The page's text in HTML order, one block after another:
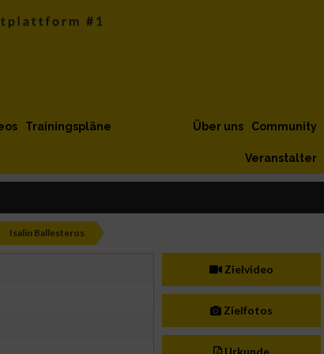
Trainingspläne Community
Über uns
Veranstalter
Isalin Ballesteros
Zielvideo
Zielfotos
Urkunde